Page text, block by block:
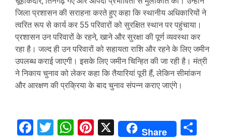
जिला प्रशासन की सराहना करते हुए कहा कि स्थानीय अधिकारियों ने
त्वरित रूप से कार्य कर 55 परिवारों को सुरक्षित स्थान पर पहुंचाया।
प्रशासन उन परिवारों के रहने, खाने और सुरक्षा की पूर्ण व्यवस्था कर
रहा है। जल्द ही उन परिवारों को सहायता राशि और रहने के लिए जमीन
उपलब्ध कराई जाएगी। इसके लिए जमीन चिन्हित की जा रही है। मंत्री
ने निकाय चुनाव को लेकर कहा कि तैयारियां पूरी हैं, लेकिन सीमांकन
और आरक्षण की प्रक्रिया के बाद चुनाव संपन्न कराए जाएंगे।
Facebook
Twitter
WhatsApp
Pinterest
X Share